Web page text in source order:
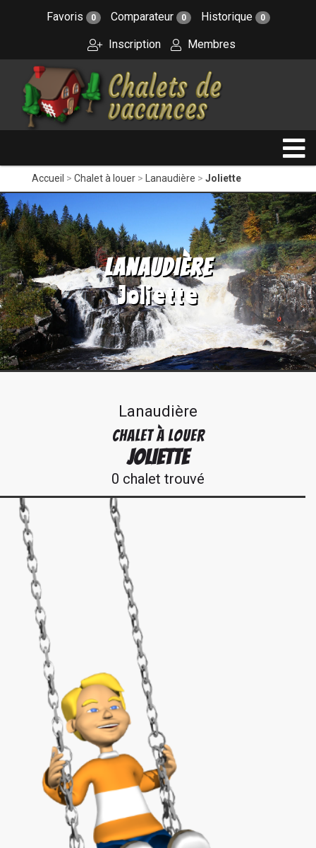
Favoris 0 Comparateur 0 Historique 0
Inscription Membres
Accueil Chalet à louer Lanaudière Joliette
Lanaudière
Joliette
Lanaudière
CHALET À LOUER
JOLIETTE
0 chalet trouvé